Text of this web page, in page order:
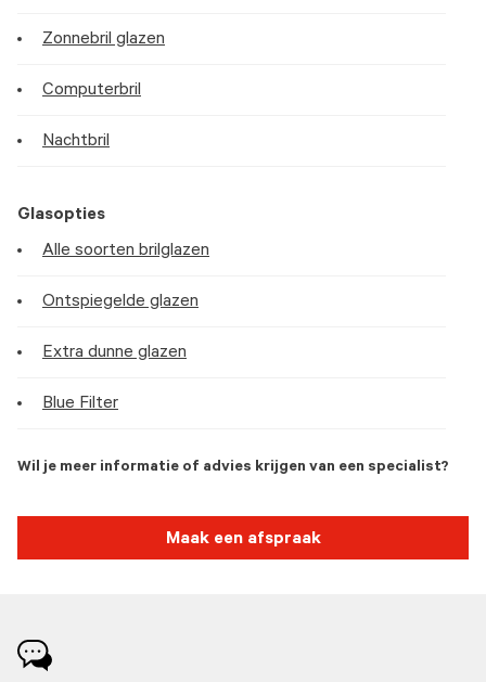
Zonnebril glazen
Computerbril
Nachtbril
Glasopties
Alle soorten brilglazen
Ontspiegelde glazen
Extra dunne glazen
Blue Filter
Wil je meer informatie of advies krijgen van een specialist?
Maak een afspraak